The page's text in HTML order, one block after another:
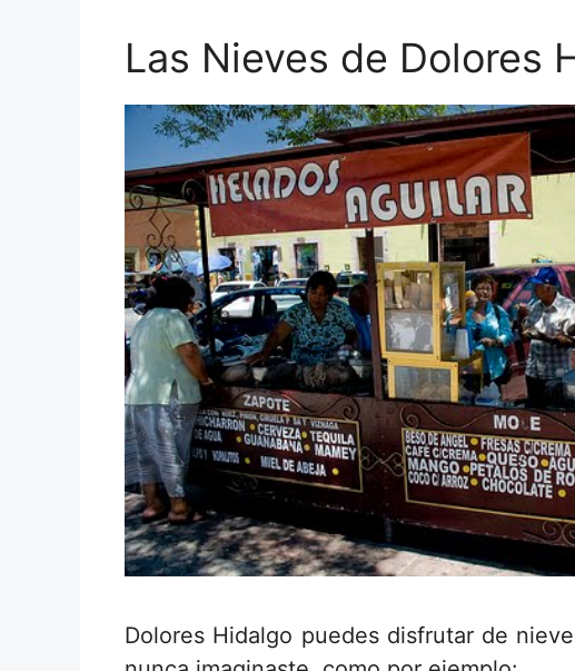
Las Nieves de Dolores
Dolores Hidalgo puedes disfrutar de